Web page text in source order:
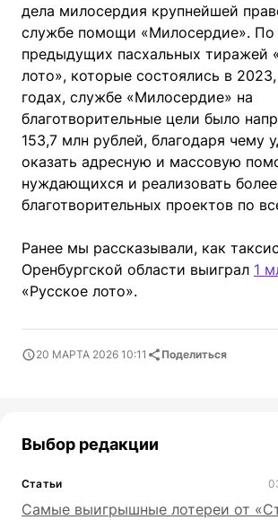
дела милосердия крупнейшей
службе помощи «Милосердие». По
предыдущих пасхальных тиражей
лото», которые состоялись в
годах, службе «Милосердие» на
благотворительные цели было
153,7 млн рублей, благодаря чему
оказать адресную и массовую
нуждающихся и реализовать
благотворительных проектов по
Ранее мы рассказывали, как
Оренбургской области выиграл 1
«Русское лото».
20 МАРТА 2026 10:11 Поделиться
Выбор редакции
Статьи
Самые выигрышные лотереи от